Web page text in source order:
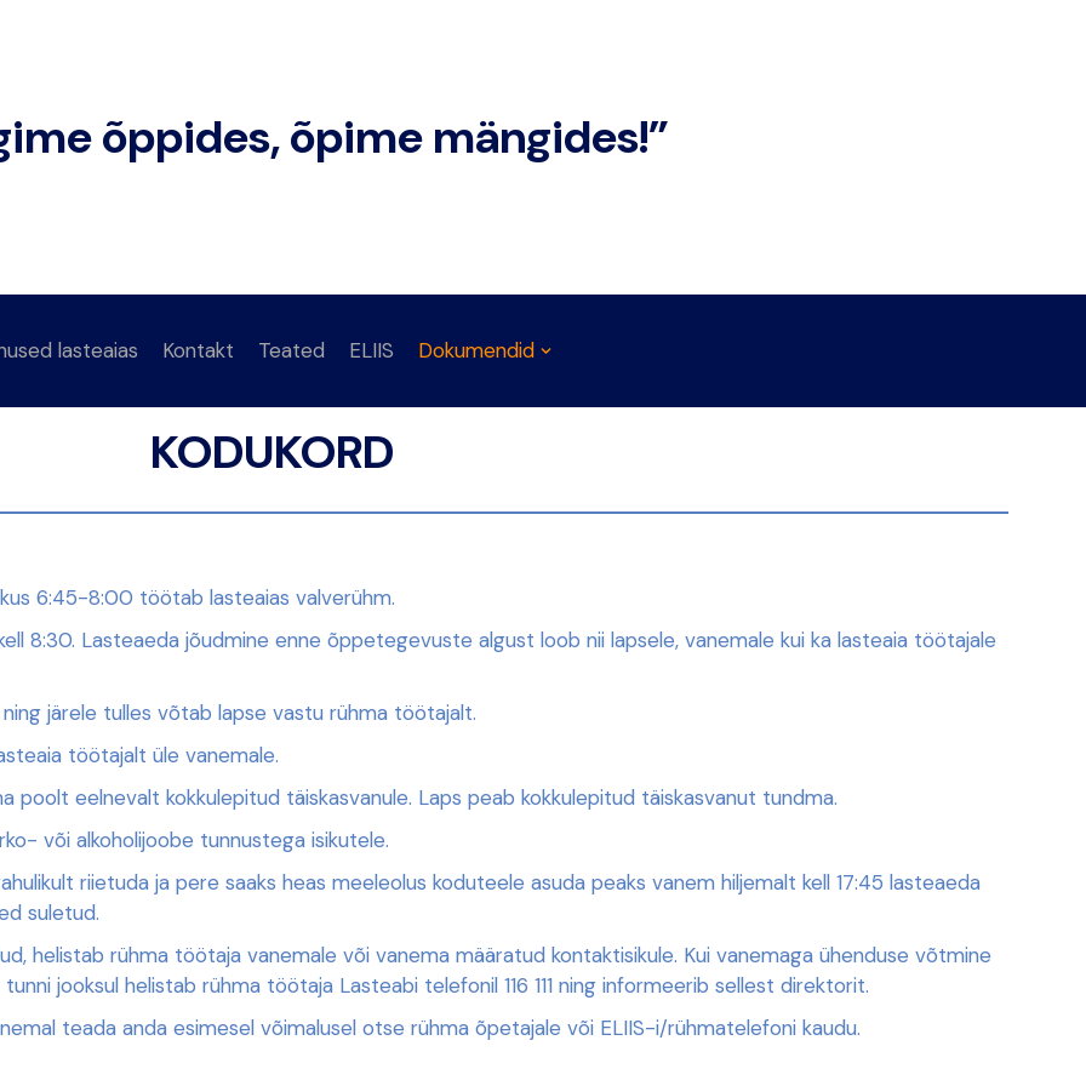
õppides, õpime mängides!”
lasteaias Kontakt Teated ELIIS Dokumendid
KODUKORD
6:45-8:00 töötab lasteaias valverühm.
8:30. Lasteaeda jõudmine enne õppetegevuste algust loob nii lapsele, vanemale kui ka lasteaia töötajale
järele tulles võtab lapse vastu rühma töötajalt.
töötajalt üle vanemale.
poolt eelnevalt kokkulepitud täiskasvanule. Laps peab kokkulepitud täiskasvanut tundma.
või alkoholijoobe tunnustega isikutele.
riietuda ja pere saaks heas meeleolus koduteele asuda peaks vanem hiljemalt kell 17:45 lasteaeda
suletud.
helistab rühma töötaja vanemale või vanema määratud kontaktisikule. Kui vanemaga ühenduse võtmine
jooksul helistab rühma töötaja Lasteabi telefonil 116 111 ning informeerib sellest direktorit.
teada anda esimesel võimalusel otse rühma õpetajale või ELIIS-i/rühmatelefoni kaudu.